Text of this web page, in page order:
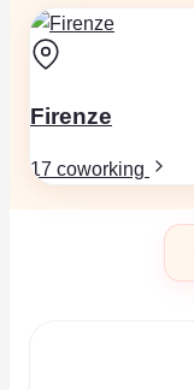
Firenze
17 coworking